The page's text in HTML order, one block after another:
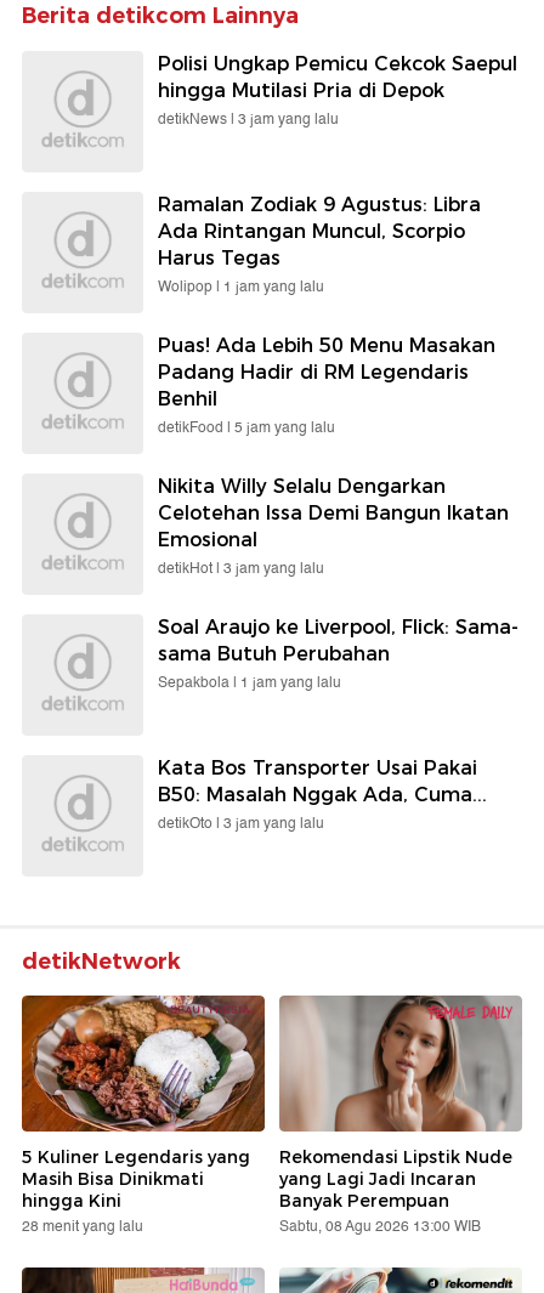
Berita detikcom Lainnya
Polisi Ungkap Pemicu Cekcok Saepul
hingga Mutilasi Pria di Depok
detikNews | 3 jam yang lalu
Ramalan Zodiak 9 Agustus: Libra
Ada Rintangan Muncul, Scorpio
Harus Tegas
Wolipop | 1 jam yang lalu
Puas! Ada Lebih 50 Menu Masakan
Padang Hadir di RM Legendaris
Benhil
detikFood | 5 jam yang lalu
Nikita Willy Selalu Dengarkan
Celotehan Issa Demi Bangun Ikatan
Emosional
detikHot | 3 jam yang lalu
Soal Araujo ke Liverpool, Flick: Sama-
sama Butuh Perubahan
Sepakbola | 1 jam yang lalu
Kata Bos Transporter Usai Pakai
B50: Masalah Nggak Ada, Cuma...
detikOto | 3 jam yang lalu
detikNetwork
5 Kuliner Legendaris yang
Masih Bisa Dinikmati
hingga Kini
28 menit yang lalu
Rekomendasi Lipstik Nude
yang Lagi Jadi Incaran
Banyak Perempuan
Sabtu, 08 Agu 2026 13:00 WIB